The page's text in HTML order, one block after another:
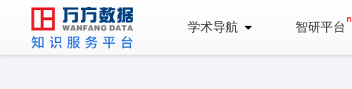
学术导航 智研平台